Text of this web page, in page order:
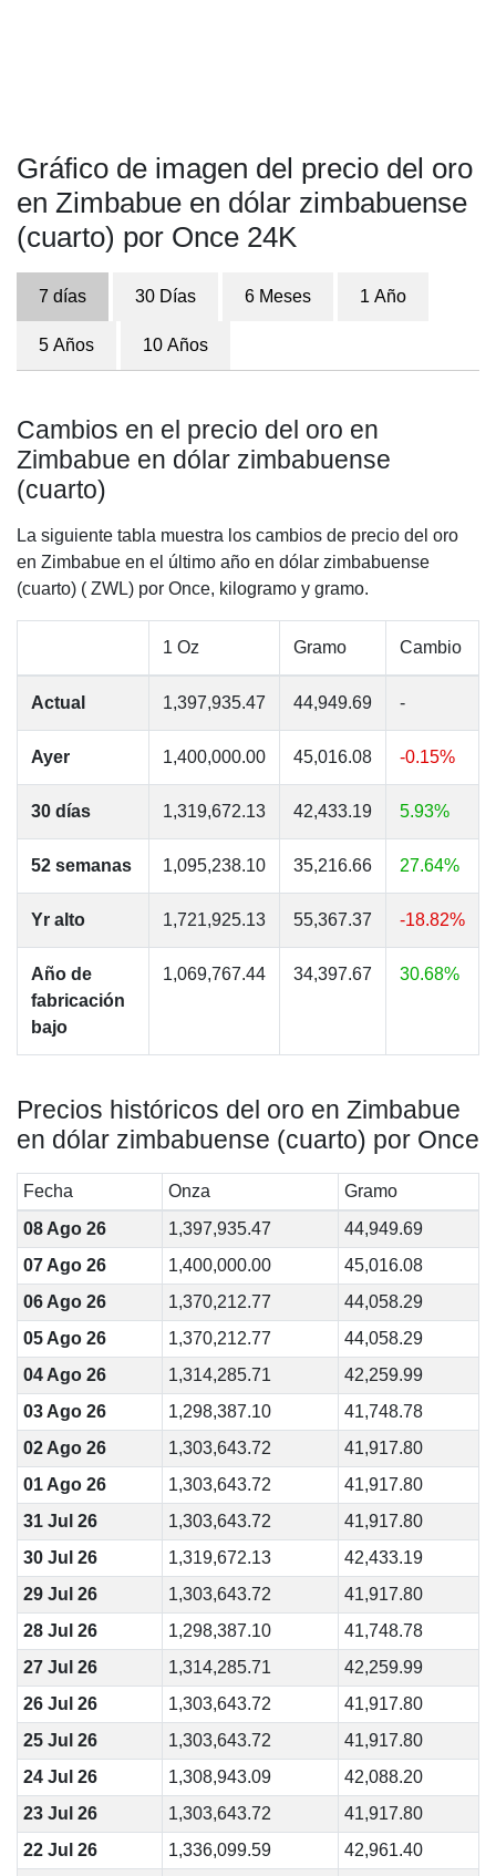
Gráfico de imagen del precio del oro
en Zimbabue en dólar zimbabuense
(cuarto) por Once 24K
7 días 30 Días 6 Meses 1 Año
5 Años 10 Años
Cambios en el precio del oro en
Zimbabue en dólar zimbabuense
(cuarto)
La siguiente tabla muestra los cambios de precio del oro
en Zimbabue en el último año en dólar zimbabuense
(cuarto) ( ZWL) por Once, kilogramo y gramo.
1 Oz Gramo Cambio
Actual 1,397,935.47 44,949.69 -
Ayer 1,400,000.00 45,016.08 -0.15%
30 días 1,319,672.13 42,433.19 5.93%
52 semanas 1,095,238.10 35,216.66 27.64%
Yr alto 1,721,925.13 55,367.37 -18.82%
Año de
fabricación
bajo
1,069,767.44 34,397.67 30.68%
Precios históricos del oro en Zimbabue
en dólar zimbabuense (cuarto) por Once
Fecha Onza
Gramo
08 Ago 26
1,397,935.47
44,949.69
07 Ago 26
1,400,000.00
45,016.08
06 Ago 26
1,370,212.77
44,058.29
05 Ago 26
1,370,212.77
44,058.29
04 Ago 26
1,314,285.71
42,259.99
03 Ago 26
1,298,387.10
41,748.78
02 Ago 26
1,303,643.72
41,917.80
01 Ago 26
1,303,643.72
41,917.80
31 Jul 26
1,303,643.72
41,917.80
30 Jul 26
1,319,672.13
42,433.19
29 Jul 26
1,303,643.72
41,917.80
28 Jul 26
1,298,387.10
41,748.78
27 Jul 26
1,314,285.71
42,259.99
26 Jul 26
1,303,643.72
41,917.80
25 Jul 26
1,303,643.72
41,917.80
24 Jul 26
1,308,943.09
42,088.20
23 Jul 26
1,303,643.72
41,917.80
22 Jul 26
1,336,099.59
42,961.40